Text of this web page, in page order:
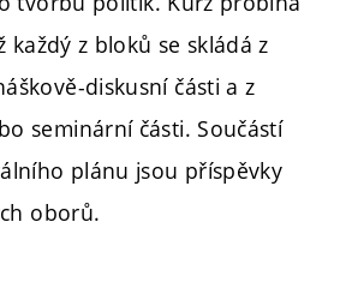
každý z bloků se skládá z
diskusní části a z
seminární části. Součástí
plánu jsou příspěvky
oborů.